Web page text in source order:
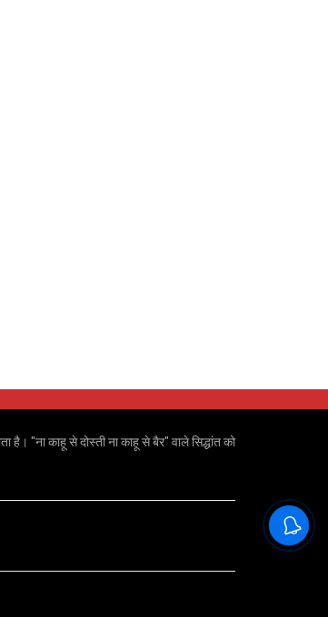
है। "ना काहू से दोस्ती ना काहू से बैर" वाले सिद्धांत को